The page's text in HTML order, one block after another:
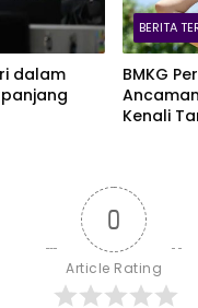
dalam
BERITA
BMKG
Kenali
0
Article Rating